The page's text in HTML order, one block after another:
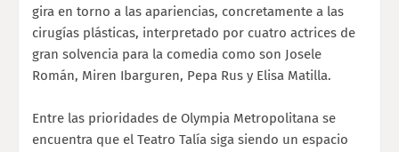
gira en torno a las apariencias, concretamente a las
cirugías plásticas, interpretado por cuatro actrices de
gran solvencia para la comedia como son Josele
Román, Miren Ibarguren, Pepa Rus y Elisa Matilla.
Entre las prioridades de Olympia Metropolitana se
encuentra que el Teatro Talía siga siendo un espacio